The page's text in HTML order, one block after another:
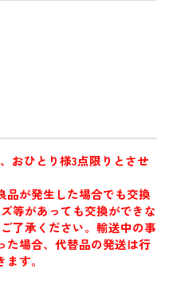
おひとり様3点限りとさせ
が発生した場合でも交換
等があっても交換ができな
了承ください。輸送中の事
た場合、代替品の発送は行
す。